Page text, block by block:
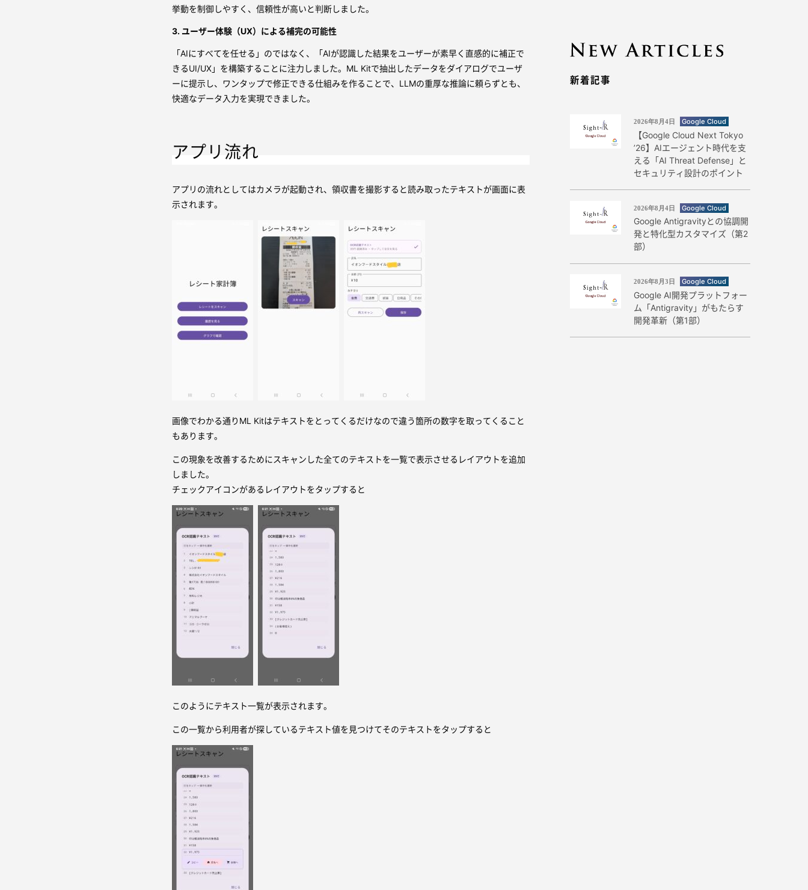
挙動を制御しやすく、信頼性が高いと判断しました。
3. ユーザー体験（UX）による補完の可能性
「AIにすべてを任せる」のではなく、「AIが認識した結果をユーザーが素早く直感的に補正で
きるUI/UX」を構築することに注力しました。ML Kitで抽出したデータをダイアログでユーザ
ーに提示し、ワンタップで修正できる仕組みを作ることで、LLMの重厚な推論に頼らずとも、
快適なデータ入力を実現できました。
アプリ流れ
アプリの流れとしてはカメラが起動され、領収書を撮影すると読み取ったテキストが画面に表
示されます。
画像でわかる通りML Kitはテキストをとってくるだけなので違う箇所の数字を取ってくること
もあります。
この現象を改善するためにスキャンした全てのテキストを一覧で表示させるレイアウトを追加
しました。
チェックアイコンがあるレイアウトをタップすると
このようにテキスト一覧が表示されます。
この一覧から利用者が探しているテキスト値を見つけてそのテキストをタップすると
新着記事
2026年8月4日 Google Cloud
【Google Cloud Next Tokyo
’26】AIエージェント時代を支
える「AI Threat Defense」と
セキュリティ設計のポイント
2026年8月4日 Google Cloud
Google Antigravityとの協調開
発と特化型カスタマイズ（第2
部）
2026年8月3日 Google Cloud
Google AI開発プラットフォー
ム「Antigravity」がもたらす
開発革新（第1部）